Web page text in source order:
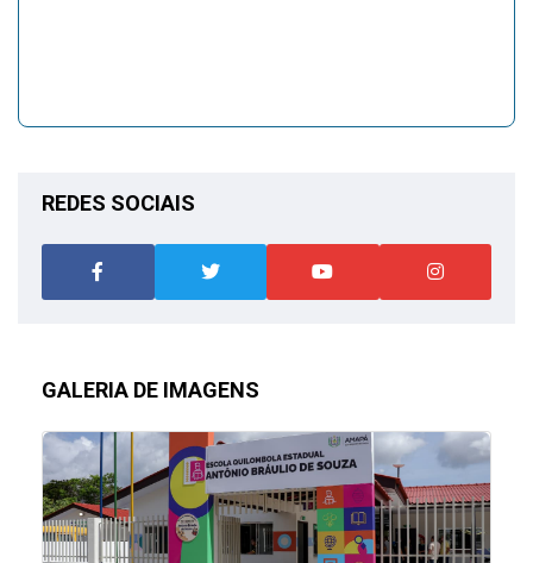
REDES SOCIAIS
GALERIA DE IMAGENS